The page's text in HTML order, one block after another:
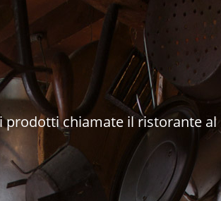
chiamate il ristorante al